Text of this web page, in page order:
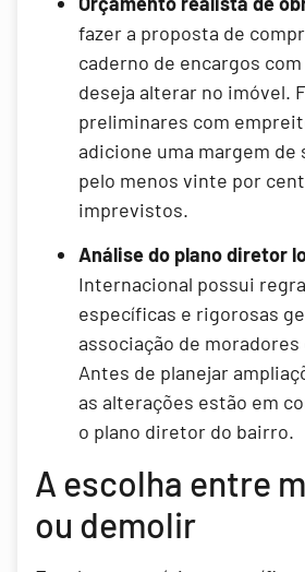
fazer a proposta de
caderno de encargos
deseja alterar no imóvel.
preliminares com
adicione uma margem de
pelo menos vinte por
imprevistos.
Análise do plano diretor
Internacional possui
específicas e rigorosas
associação de
Antes de planejar
as alterações estão em
o plano diretor do bairro.
A escolha entre
ou demolir